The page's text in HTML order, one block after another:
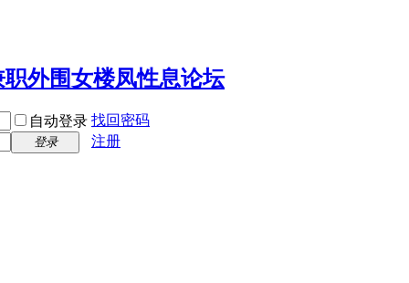
自动登录 找回密码
登录
注册